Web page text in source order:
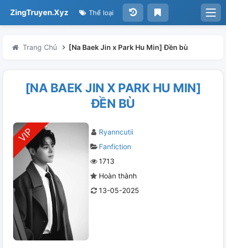
ZingTruyen.Xyz Thể loại
Trang Chủ [Na Baek Jin x Park Hu Min] Đền bù
[NA BAEK JIN X PARK HU MIN]
ĐỀN BÙ
Ryanncutii
Fanfiction
1713
Hoàn thành
13-05-2025